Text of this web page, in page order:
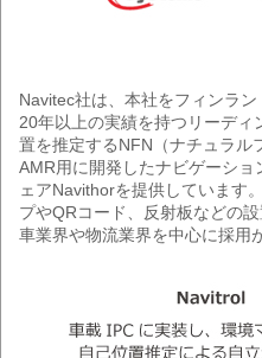
Navitec社は、本社をフィンラ
20年以上の実績を持つリーデ
置を推定するNFN（ナチュラル
AMR用に開発したナビゲーシ
ェアNavithorを提供しています
プやQRコード、反射板などの
車業界や物流業界を中心に採用